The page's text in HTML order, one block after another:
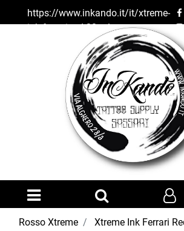
https://www.inkando.it/it/xtreme-
ink-ferrari-red-30-ml
Open menu
Rosso Xtreme Xtreme Ink Ferrari